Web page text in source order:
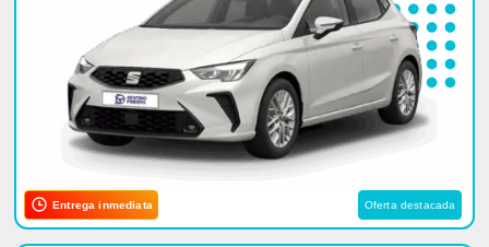
Entrega inmediata Oferta destacada